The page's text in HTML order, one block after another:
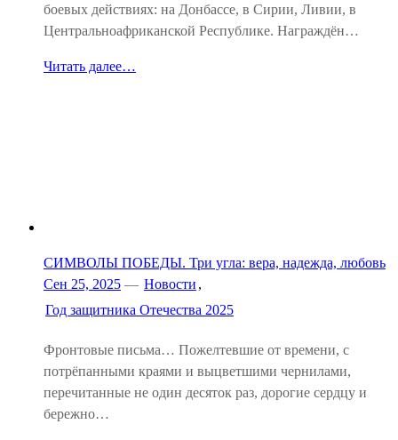
боевых действиях: на Донбассе, в Сирии, Ливии, в
Центральноафриканской Республике. Награждён…
Читать далее…
СИМВОЛЫ ПОБЕДЫ. Три угла: вера, надежда, любовь
Сен 25, 2025 — Новости ,
Год защитника Отечества 2025
Фронтовые письма… Пожелтевшие от времени, с
потрёпанными краями и выцветшими чернилами,
перечитанные не один десяток раз, дорогие сердцу и
бережно…